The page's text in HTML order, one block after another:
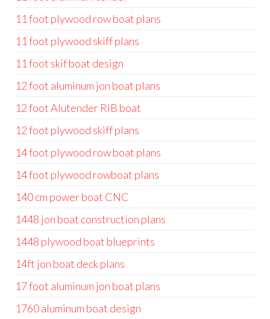
11 foot plywood row boat plans
11 foot plywood skiff plans
11 foot skif boat design
12 foot aluminum jon boat plans
12 foot Alutender RIB boat
12 foot plywood skiff plans
14 foot plywood row boat plans
14 foot plywood rowboat plans
140 cm power boat CNC
1448 jon boat construction plans
1448 plywood boat blueprints
14ft jon boat deck plans
17 foot aluminum jon boat plans
1760 aluminum boat design